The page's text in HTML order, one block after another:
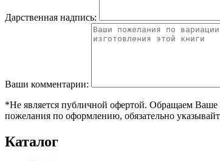
Дарственная надпись:
Ваши комментарии:
*Не является публичной офертой. Обращаем Ваше
пожелания по оформлению, обязательно
Каталог